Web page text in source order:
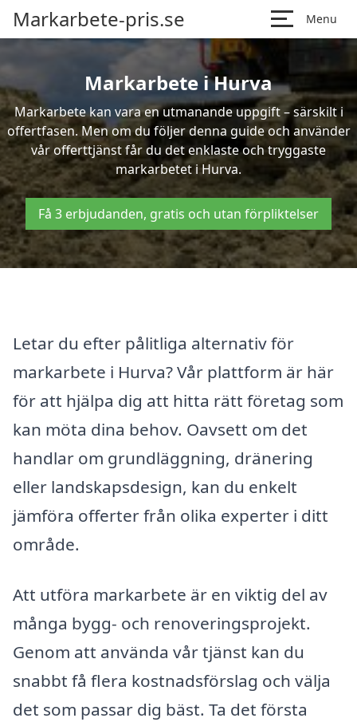
Markarbete-pris.se Menu
Markarbete i Hurva
Markarbete kan vara en utmanande uppgift – särskilt i
offertfasen. Men om du följer denna guide och använder
vår offerttjänst får du det enklaste och tryggaste
markarbetet i Hurva.
Få 3 erbjudanden, gratis och utan förpliktelser
Letar du efter pålitliga alternativ för
markarbete i Hurva? Vår plattform är här
för att hjälpa dig att hitta rätt företag som
kan möta dina behov. Oavsett om det
handlar om grundläggning, dränering
eller landskapsdesign, kan du enkelt
jämföra offerter från olika experter i ditt
område.
Att utföra markarbete är en viktig del av
många bygg- och renoveringsprojekt.
Genom att använda vår tjänst kan du
snabbt få flera kostnadsförslag och välja
det som passar dig bäst. Ta det första